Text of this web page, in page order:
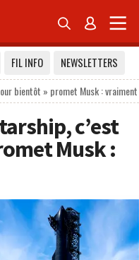
 
FIL INFO
NEWSLETTERS
bientôt » promet Musk :
c’est
Musk :